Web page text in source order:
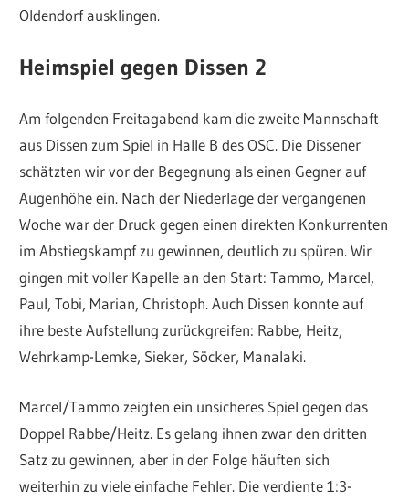
Oldendorf ausklingen.
Heimspiel gegen Dissen 2
Am folgenden Freitagabend kam die zweite Mannschaft
aus Dissen zum Spiel in Halle B des OSC. Die Dissener
schätzten wir vor der Begegnung als einen Gegner auf
Augenhöhe ein. Nach der Niederlage der vergangenen
Woche war der Druck gegen einen direkten Konkurrenten
im Abstiegskampf zu gewinnen, deutlich zu spüren. Wir
gingen mit voller Kapelle an den Start: Tammo, Marcel,
Paul, Tobi, Marian, Christoph. Auch Dissen konnte auf
ihre beste Aufstellung zurückgreifen: Rabbe, Heitz,
Wehrkamp-Lemke, Sieker, Söcker, Manalaki.
Marcel/Tammo zeigten ein unsicheres Spiel gegen das
Doppel Rabbe/Heitz. Es gelang ihnen zwar den dritten
Satz zu gewinnen, aber in der Folge häuften sich
weiterhin zu viele einfache Fehler. Die verdiente 1:3-